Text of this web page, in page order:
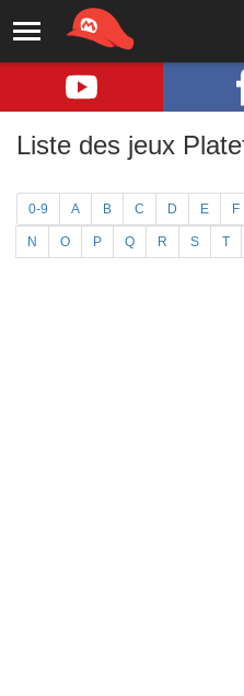
Liste des jeux
0-9 A B C D E F
N O P Q R S T